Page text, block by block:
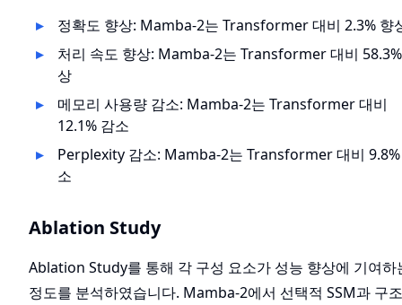
정확도 향상: Mamba-2는 Transformer 대비 2.3% 향
처리 속도 향상: Mamba-2는 Transformer 대비
상
메모리 사용량 감소: Mamba-2는 Transformer 대비
12.1% 감소
Perplexity 감소: Mamba-2는 Transformer 대비
소
Ablation Study
Ablation Study를 통해 각 구성 요소가 성능 향상에 기여하
정도를 분석하였습니다. Mamba-2에서 선택적 SSM과 구